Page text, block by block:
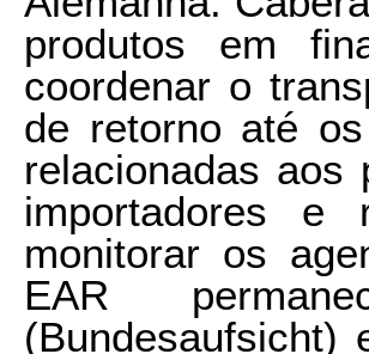
produtos em
coordenar o
de retorno até
relacionadas aos
importadores e
monitorar os
EAR
(Bundesaufsicht)